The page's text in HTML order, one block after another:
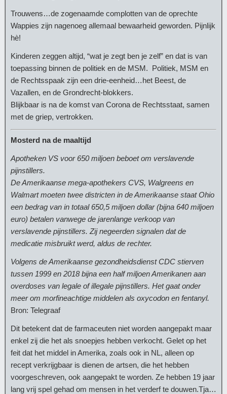
Trouwens…de zogenaamde complotten van de oprechte
Wappies zijn nagenoeg allemaal bewaarheid geworden. Pijnlijk
hè!
Kinderen zeggen altijd, “wat je zegt ben je zelf” en dat is van
toepassing binnen de politiek en de MSM. Politiek, MSM en
de Rechtsspaak zijn een drie-eenheid…het Beest, de
Vazallen, en de Grondrecht-blokkers.
Blijkbaar is na de komst van Corona de Rechtsstaat, samen
met de griep, vertrokken.
Mosterd na de maaltijd
Apotheken VS voor 650 miljoen beboet om verslavende
pijnstillers.
De Amerikaanse mega-apothekers CVS, Walgreens en
Walmart moeten twee districten in de Amerikaanse staat Ohio
een bedrag van in totaal 650,5 miljoen dollar (bijna 640 miljoen
euro) betalen vanwege de jarenlange verkoop van
verslavende pijnstillers. Zij negeerden signalen dat de
medicatie misbruikt werd, aldus de rechter.
Volgens de Amerikaanse gezondheidsdienst CDC stierven
tussen 1999 en 2018 bijna een half miljoen Amerikanen aan
overdoses van legale of illegale pijnstillers. Het gaat onder
meer om morfineachtige middelen als oxycodon en fentanyl.
Bron: Telegraaf
Dit betekent dat de farmaceuten niet worden aangepakt maar
enkel zij die het als snoepjes hebben verkocht. Gelet op het
feit dat het middel in Amerika, zoals ook in NL, alleen op
recept verkrijgbaar is dienen de artsen, die het hebben
voorgeschreven, ook aangepakt te worden. Ze hebben 19 jaar
lang vrij spel gehad om mensen in het verderf te douwen.Tja…